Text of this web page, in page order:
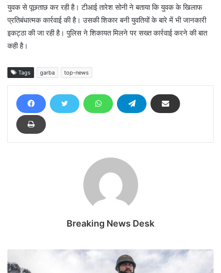
युवक से पूछताछ कर रही है। टीआई तारेश सोनी ने बताया कि युवक के खिलाफ
प्रतिबंधात्मक कार्रवाई की है। उसकी शिकार बनी युवतियों के बारे में भी जानकारी
इकट्ठा की जा रही है। पुलिस ने शिकायत मिलने पर सख्त कार्रवाई करने की बात
कही है।
Tags garba top-news
Breaking News Desk